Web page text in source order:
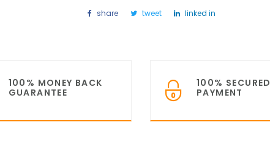
share tweet linked in
100% MONEY BACK
GUARANTEE
100% SECURED
PAYMENT